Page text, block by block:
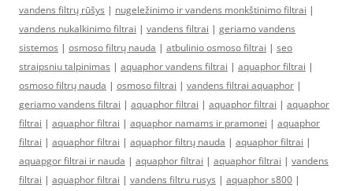
vandens filtrų rūšys | nugeležinimo ir vandens monkštinimo filtrai |
vandens nukalkinimo filtrai | vandens filtrai | geriamo vandens
sistemos | osmoso filtrų nauda | atbulinio osmoso filtrai | seo
straipsniu talpinimas | aquaphor vandens filtrai | aquaphor filtrai |
osmoso filtrų nauda | osmoso filtrai | vandens filtrai aquaphor |
geriamo vandens filtrai | aquaphor filtrai | aquaphor filtrai | aquaphor
filtrai | aquaphor filtrai | aquaphor namams ir pramonei | aquaphor
filtrai | aquaphor filtrai | aquaphor filtrų nauda | aquaphor filtrai |
aquapgor filtrai ir nauda | aquaphor filtrai | aquaphor filtrai | vandens
filtrai | aquaphor filtrai | vandens filtru rusys | aquaphor s800 |